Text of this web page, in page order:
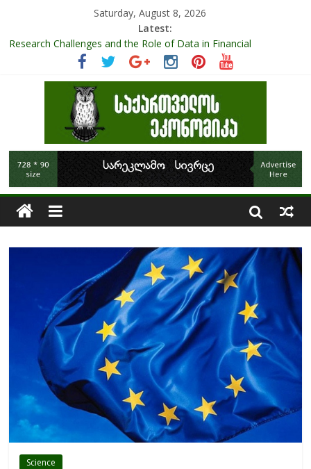
Saturday, August 8, 2026
Latest:
Research Challenges and the Role of Data in Financial
The pandemic diaries: the significance of liquid companies and
how the government can avoid cash crunch
RAPID ASSESSMENT OF SHEEP SECTOR IN GEORGIA
Role Of Protected Areas In Sustainable Tourism Development
Transnational companies in the XXI centuries global market
Science